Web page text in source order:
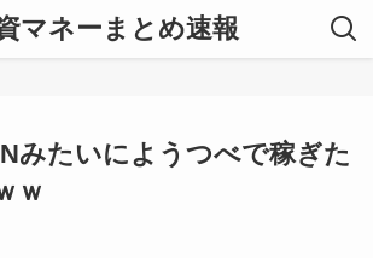
マネーまとめ速報
みたいにようつべで稼ぎた
ｗ